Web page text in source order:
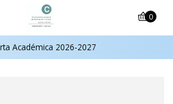
Académica 2026-2027
0